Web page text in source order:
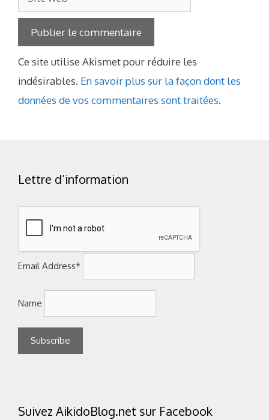
web
Ce site utilise Akismet pour réduire les
indésirables. En savoir plus sur la façon dont les
données de vos commentaires sont traitées.
Lettre d’information
Email Address*
Name
Suivez AikidoBlog.net sur Facebook